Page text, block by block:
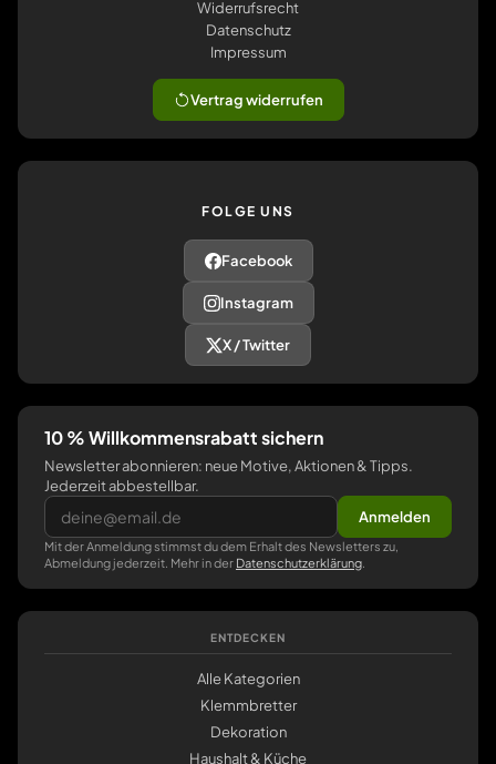
Widerrufsrecht
Datenschutz
Impressum
Vertrag widerrufen
FOLGE UNS
Facebook
Instagram
X / Twitter
10 % Willkommensrabatt sichern
Newsletter abonnieren: neue Motive, Aktionen & Tipps.
Jederzeit abbestellbar.
Anmelden
Mit der Anmeldung stimmst du dem Erhalt des Newsletters zu,
Abmeldung jederzeit. Mehr in der Datenschutzerklärung
ENTDECKEN
Alle Kategorien
Klemmbretter
Dekoration
Haushalt & Küche